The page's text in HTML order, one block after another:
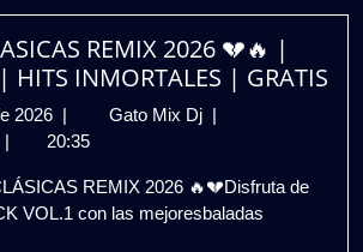
REMIX 2026 💔🔥 |
HITS INMORTALES | GRATIS
2026 10
de
de
2026
Gato Mix Dj BALADAS
2026
💔
20:35
REMIX 2026 🔥💔Disfruta de
VOL.1 con las mejoresbaladas